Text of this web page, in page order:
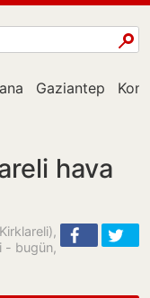
Gaziantep
hava
- bugün,